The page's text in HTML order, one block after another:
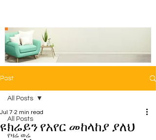
Post
All Posts
የዛሬ ወሬ
All Posts
ዩክሬይን የአየር መከላከያ ያለህ
Jul 7 2 min read